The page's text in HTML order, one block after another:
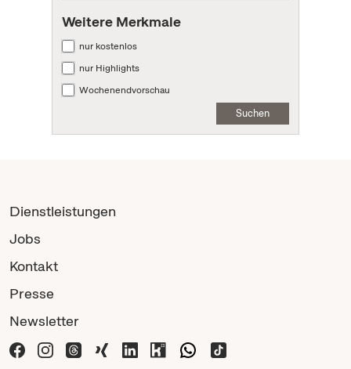
Weitere Merkmale
nur kostenlos
nur Highlights
Wochenendvorschau
Suchen
Dienstleistungen
Jobs
Kontakt
Presse
Newsletter